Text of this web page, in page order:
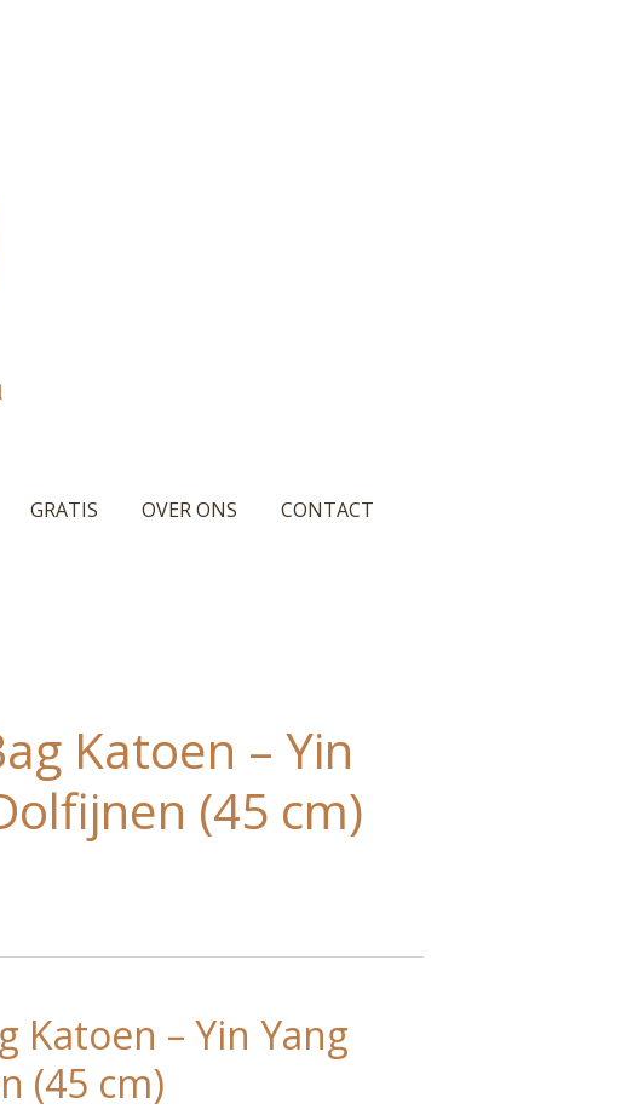
GRATIS OVER ONS CONTACT
Katoen – Yin
(45 cm)
Katoen – Yin Yang
(45 cm)